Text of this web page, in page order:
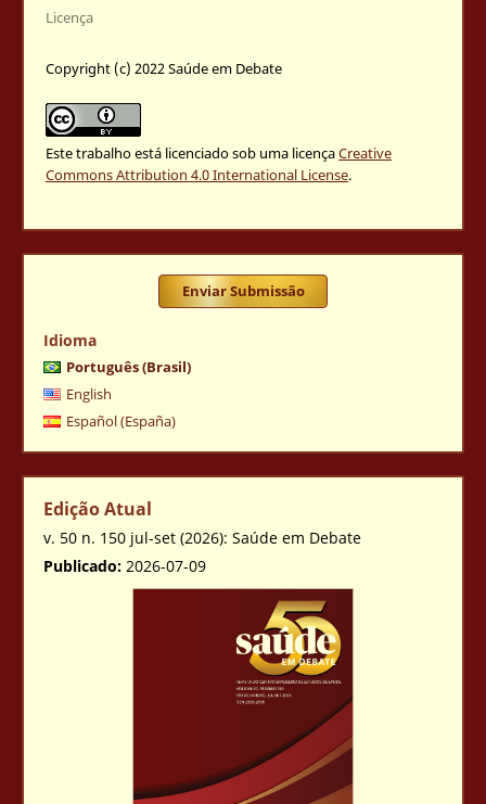
Licença
Copyright (c) 2022 Saúde em Debate
Este trabalho está licenciado sob uma licençaCreative
Commons Attribution 4.0 International License.
Enviar Submissão
Idioma
Português (Brasil)
English
Español (España)
Edição Atual
v. 50 n. 150 jul-set (2026): Saúde em Debate
Publicado: 2026-07-09